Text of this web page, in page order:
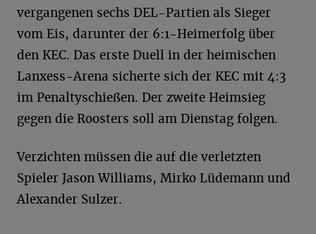
vergangenen sechs DEL-Partien als Sieger
vom Eis, darunter der 6:1-Heimerfolg über
den KEC. Das erste Duell in der heimischen
Lanxess-Arena sicherte sich der KEC mit 4:3
im Penaltyschießen. Der zweite Heimsieg
gegen die Roosters soll am Dienstag folgen.
Verzichten müssen die auf die verletzten
Spieler Jason Williams, Mirko Lüdemann und
Alexander Sulzer.